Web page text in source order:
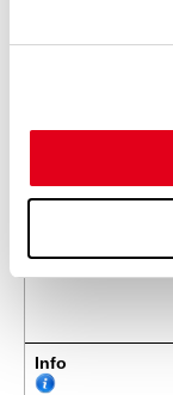
a2bb08x140
Info